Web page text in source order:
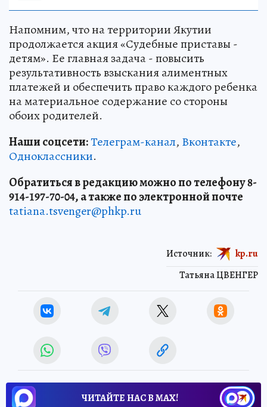
Напомним, что на территории Якутии
продолжается акция «Судебные приставы -
детям». Ее главная задача - повысить
результативность взыскания алиментных
платежей и обеспечить право каждого ребенка
на материальное содержание со стороны
обоих родителей.
Наши соцсети:Телеграм-канал, Вконтакте,
Одноклассники.
Обратиться в редакцию можно по телефону 8-
914-197-70-04, а также по электронной почте
tatiana.tsvenger@phkp.ru
Татьяна ЦВЕНГЕР
Источник: kp.ru
ЧИТАЙТЕ НАС В МАХ!